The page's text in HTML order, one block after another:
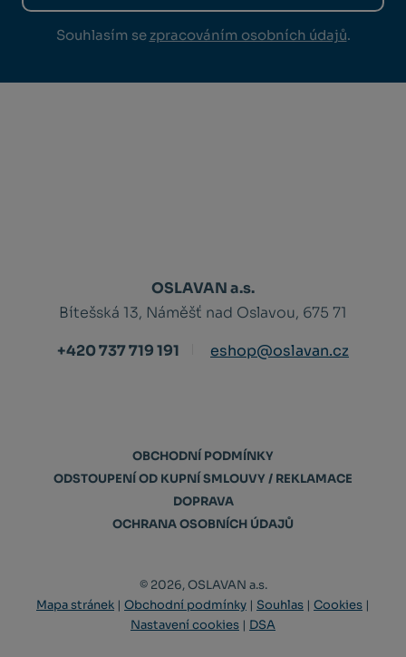
Souhlasím se zpracováním osobních údajů.
OSLAVAN a.s.
Bítešská 13, Náměšť nad Oslavou, 675 71
+420 737 719 191
eshop@oslavan.cz
OBCHODNÍ PODMÍNKY
ODSTOUPENÍ OD KUPNÍ SMLOUVY / REKLAMACE
DOPRAVA
OCHRANA OSOBNÍCH ÚDAJŮ
© 2026, OSLAVAN a.s.
Mapa stránek | Obchodní podmínky | Souhlas | Cookies |
Nastavení cookies | DSA